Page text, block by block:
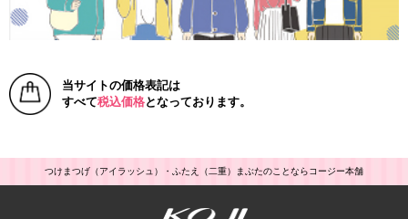
当サイトの価格表記は
すべて税込価格となっております。
つけまつげ（アイラッシュ）・ふたえ（二重）まぶたのことならコージー本舗